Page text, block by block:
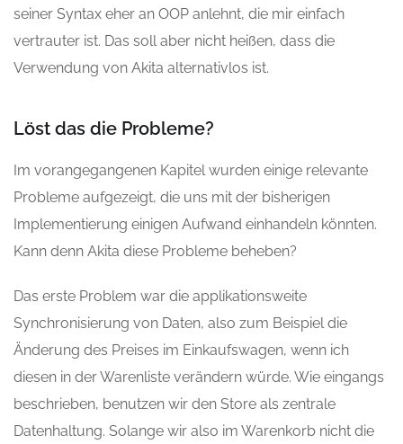
seiner Syntax eher an OOP anlehnt, die mir einfach
vertrauter ist. Das soll aber nicht heißen, dass die
Verwendung von Akita alternativlos ist.
Löst das die Probleme?
Im vorangegangenen Kapitel wurden einige relevante
Probleme aufgezeigt, die uns mit der bisherigen
Implementierung einigen Aufwand einhandeln könnten.
Kann denn Akita diese Probleme beheben?
Das erste Problem war die applikationsweite
Synchronisierung von Daten, also zum Beispiel die
Änderung des Preises im Einkaufswagen, wenn ich
diesen in der Warenliste verändern würde. Wie eingangs
beschrieben, benutzen wir den Store als zentrale
Datenhaltung. Solange wir also im Warenkorb nicht die